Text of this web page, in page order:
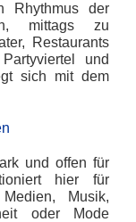
Rhythmus der
mittags zu
Restaurants
und
sich mit dem
und offen für
hier für
Musik,
oder Mode